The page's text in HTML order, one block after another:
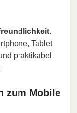
Tablet
praktikabel
zum Mobile